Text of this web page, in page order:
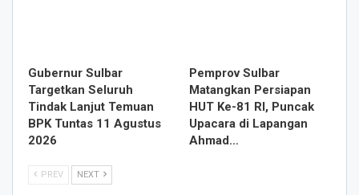
Gubernur Sulbar
Targetkan Seluruh
Tindak Lanjut Temuan
BPK Tuntas 11 Agustus
2026
Pemprov Sulbar
Matangkan Persiapan
HUT Ke-81 RI, Puncak
Upacara di Lapangan
Ahmad…
PREV NEXT